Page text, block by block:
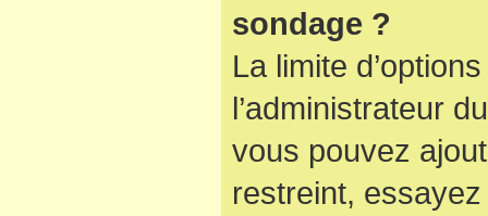
sondage ?
La limite
l’administrateur
vous pouvez
restreint,